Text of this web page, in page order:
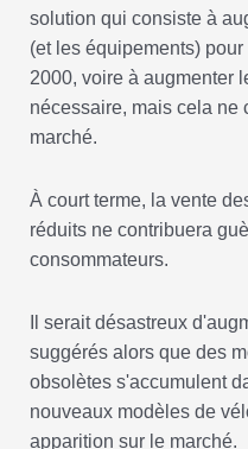
solution qui consiste à
(et les équipements)
2000, voire à augmenter
nécessaire, mais cela ne
marché.
À court terme, la vente
réduits ne contribuera
consommateurs.
Il serait désastreux
suggérés alors que des
obsolètes s'accumulent
nouveaux modèles de
apparition sur le marché.